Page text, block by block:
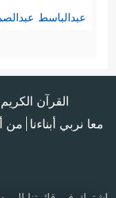
عبدالباسط
القرآن الكريم
معا نربي أبناءنا من